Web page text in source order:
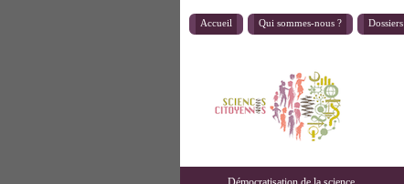
Accueil Qui sommes-nous ? Dossiers